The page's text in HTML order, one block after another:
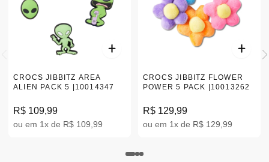
CROCS JIBBITZ AREA
ALIEN PACK 5 |10014347
R$ 109,99
ou em 1x de R$ 109,99
CROCS JIBBITZ FLOWER
POWER 5 PACK |10013262
R$ 129,99
ou em 1x de R$ 129,99